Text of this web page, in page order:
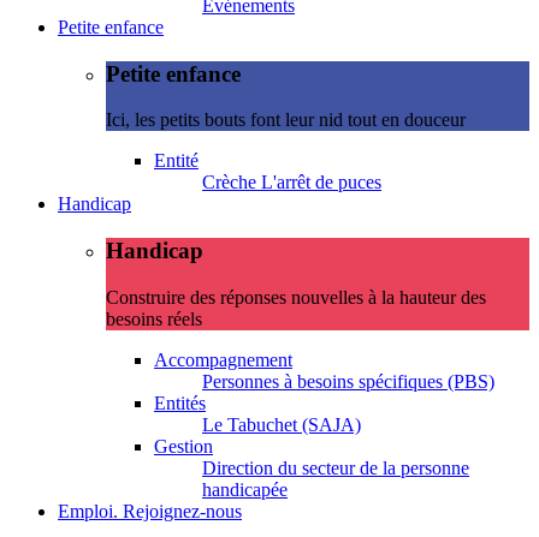
Evénements
Petite enfance
Petite enfance
Ici, les petits bouts font leur nid tout en douceur
Entité
Crèche L'arrêt de puces
Handicap
Handicap
Construire des réponses nouvelles à la hauteur des
besoins réels
Accompagnement
Personnes à besoins spécifiques (PBS)
Entités
Le Tabuchet (SAJA)
Gestion
Direction du secteur de la personne
handicapée
Emploi. Rejoignez-nous